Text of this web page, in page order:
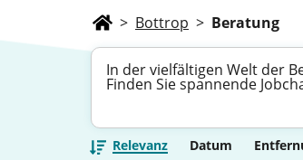
> Bottrop > Beratung
In der vielfältigen Welt der
Finden Sie spannende
Relevanz Datum